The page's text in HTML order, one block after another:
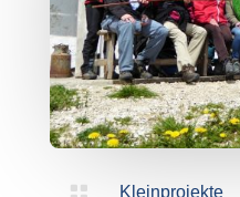
 Kleinprojekte